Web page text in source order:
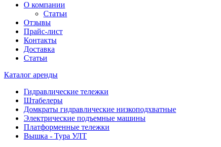
О компании
Статьи
Отзывы
Прайс-лист
Контакты
Доставка
Статьи
Каталог аренды
Гидравлические тележки
Штабелеры
Домкраты гидравлические низкоподхватные
Электрические подъемные машины
Платформенные тележки
Вышка - Тура УЛТ